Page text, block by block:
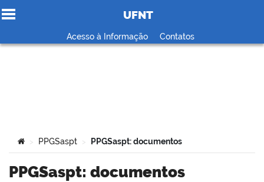
Ir para o conteúdo
UFNT
Acesso à Informação Contatos
Você está aqui:
> PPGSaspt > PPGSaspt: documentos
PPGSaspt: documentos